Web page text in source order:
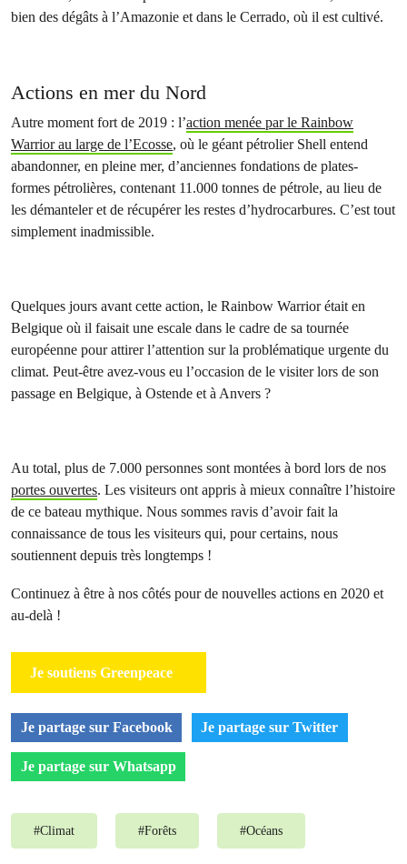
bien des dégâts à l’Amazonie et dans le Cerrado, où il est cultivé.
Actions en mer du Nord
Autre moment fort de 2019 : l’action menée par le Rainbow
Warrior au large de l’Ecosse, où le géant pétrolier Shell entend
abandonner, en pleine mer, d’anciennes fondations de plates-
formes pétrolières, contenant 11.000 tonnes de pétrole, au lieu de
les démanteler et de récupérer les restes d’hydrocarbures. C’est tout
simplement inadmissible.
Quelques jours avant cette action, le Rainbow Warrior était en
Belgique où il faisait une escale dans le cadre de sa tournée
européenne pour attirer l’attention sur la problématique urgente du
climat. Peut-être avez-vous eu l’occasion de le visiter lors de son
passage en Belgique, à Ostende et à Anvers ?
Au total, plus de 7.000 personnes sont montées à bord lors de nos
portes ouvertes. Les visiteurs ont appris à mieux connaître l’histoire
de ce bateau mythique. Nous sommes ravis d’avoir fait la
connaissance de tous les visiteurs qui, pour certains, nous
soutiennent depuis très longtemps !
Continuez à être à nos côtés pour de nouvelles actions en 2020 et
au-delà !
Je soutiens Greenpeace
Je partage sur Facebook Je partage sur Twitter
Je partage sur Whatsapp
#Climat #Forêts #Océans